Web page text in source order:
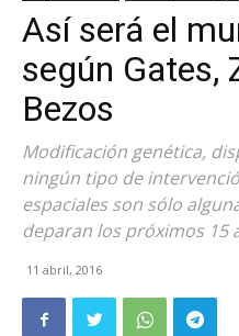
Así será el
según Gates,
Bezos
Modificación genética,
ningún tipo de
espaciales son sólo
deparan los próximos 15
11 abril, 2016